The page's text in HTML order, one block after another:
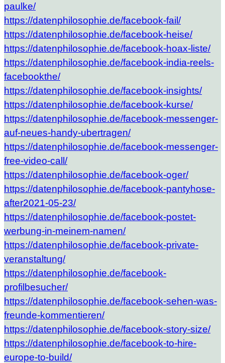
paulke/
https://datenphilosophie.de/facebook-fail/
https://datenphilosophie.de/facebook-heise/
https://datenphilosophie.de/facebook-hoax-liste/
https://datenphilosophie.de/facebook-india-reels-
facebookthe/
https://datenphilosophie.de/facebook-insights/
https://datenphilosophie.de/facebook-kurse/
https://datenphilosophie.de/facebook-messenger-
auf-neues-handy-ubertragen/
https://datenphilosophie.de/facebook-messenger-
free-video-call/
https://datenphilosophie.de/facebook-oger/
https://datenphilosophie.de/facebook-pantyhose-
after2021-05-23/
https://datenphilosophie.de/facebook-postet-
werbung-in-meinem-namen/
https://datenphilosophie.de/facebook-private-
veranstaltung/
https://datenphilosophie.de/facebook-
profilbesucher/
https://datenphilosophie.de/facebook-sehen-was-
freunde-kommentieren/
https://datenphilosophie.de/facebook-story-size/
https://datenphilosophie.de/facebook-to-hire-
europe-to-build/